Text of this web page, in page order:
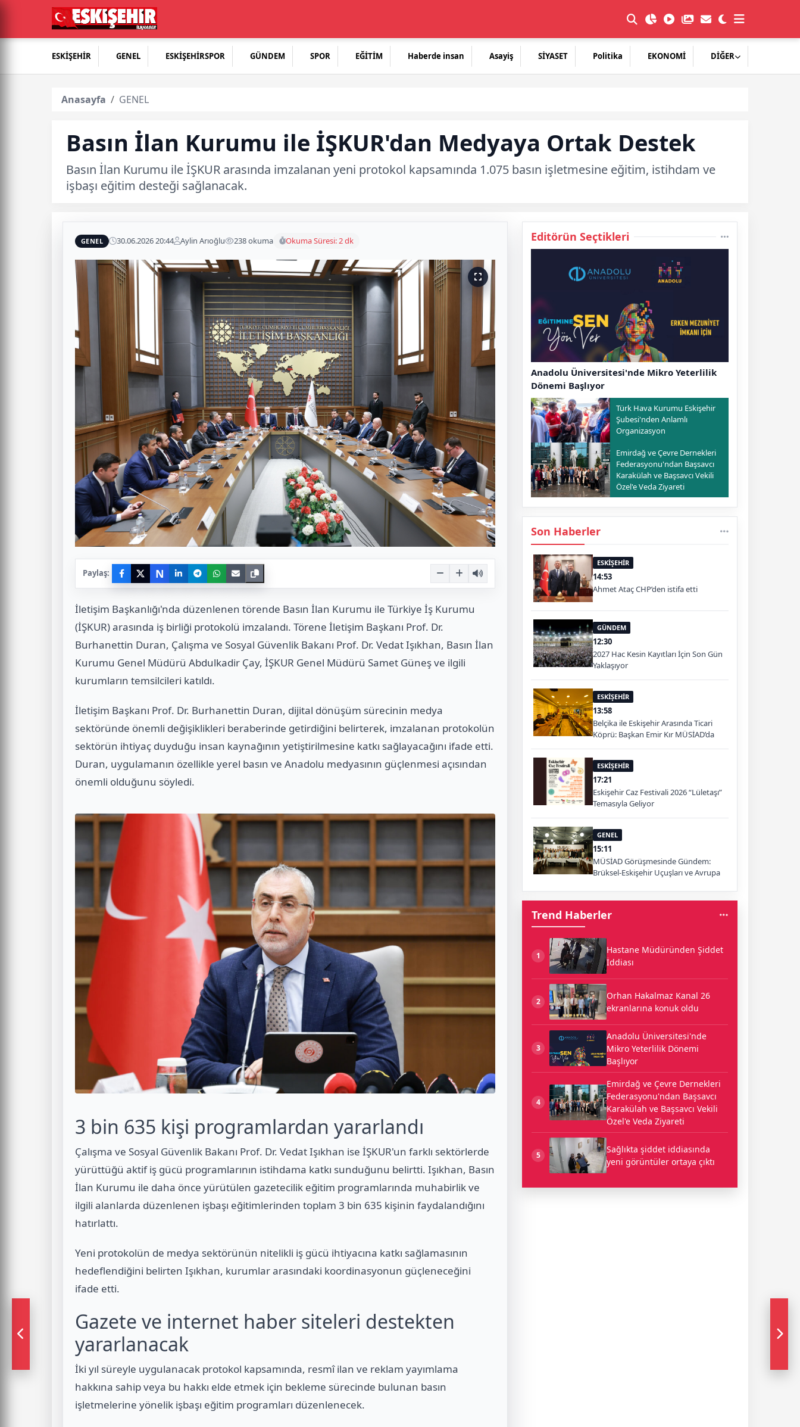
ESKİŞEHİR GENEL ESKİŞEHİRSPOR GÜNDEM SPOR EĞİTİM Haberde insan Asayiş SİYASET Politika EKONOMİ DİĞER
Anasayfa GENEL
Basın İlan Kurumu ile İŞKUR'dan Medyaya Ortak Destek
Basın İlan Kurumu ile İŞKUR arasında imzalanan yeni protokol kapsamında 1.075 basın işletmesine eğitim, istihdam ve
işbaşı eğitim desteği sağlanacak.
GENEL 30.06.2026 20:44 Aylin Arıoğlu 238 okuma Okuma Süresi: 2 dk
Paylaş: N
İletişim Başkanlığı'nda düzenlenen törende Basın İlan Kurumu ile Türkiye İş Kurumu
(İŞKUR) arasında iş birliği protokolü imzalandı. Törene İletişim Başkanı Prof. Dr.
Burhanettin Duran, Çalışma ve Sosyal Güvenlik Bakanı Prof. Dr. Vedat Işıkhan, Basın İlan
Kurumu Genel Müdürü Abdulkadir Çay, İŞKUR Genel Müdürü Samet Güneş ve ilgili
kurumların temsilcileri katıldı.
İletişim Başkanı Prof. Dr. Burhanettin Duran, dijital dönüşüm sürecinin medya
sektöründe önemli değişiklikleri beraberinde getirdiğini belirterek, imzalanan protokolün
sektörün ihtiyaç duyduğu insan kaynağının yetiştirilmesine katkı sağlayacağını ifade etti.
Duran, uygulamanın özellikle yerel basın ve Anadolu medyasının güçlenmesi açısından
önemli olduğunu söyledi.
3 bin 635 kişi programlardan yararlandı
Çalışma ve Sosyal Güvenlik Bakanı Prof. Dr. Vedat Işıkhan ise İŞKUR'un farklı sektörlerde
yürüttüğü aktif iş gücü programlarının istihdama katkı sunduğunu belirtti. Işıkhan, Basın
İlan Kurumu ile daha önce yürütülen gazetecilik eğitim programlarında muhabirlik ve
ilgili alanlarda düzenlenen işbaşı eğitimlerinden toplam 3 bin 635 kişinin faydalandığını
hatırlattı.
Yeni protokolün de medya sektörünün nitelikli iş gücü ihtiyacına katkı sağlamasının
hedeflendiğini belirten Işıkhan, kurumlar arasındaki koordinasyonun güçleneceğini
ifade etti.
Gazete ve internet haber siteleri destekten
yararlanacak
İki yıl süreyle uygulanacak protokol kapsamında, resmî ilan ve reklam yayımlama
hakkına sahip veya bu hakkı elde etmek için bekleme sürecinde bulunan basın
işletmelerine yönelik işbaşı eğitim programları düzenlenecek.
Editörün Seçtikleri
Anadolu Üniversitesi'nde Mikro Yeterlilik
Dönemi Başlıyor
Türk Hava Kurumu Eskişehir
Şubesi'nden Anlamlı
Organizasyon
Emirdağ ve Çevre Dernekleri
Federasyonu'ndan Başsavcı
Karakülah ve Başsavcı Vekili
Özel'e Veda Ziyareti
Son Haberler
ESKİŞEHİR
14:53
Ahmet Ataç CHP’den istifa etti
GÜNDEM
12:30
2027 Hac Kesin Kayıtları İçin Son Gün
Yaklaşıyor
ESKİŞEHİR
13:58
Belçika ile Eskişehir Arasında Ticari
Köprü: Başkan Emir Kır MÜSİAD’da
ESKİŞEHİR
17:21
Eskişehir Caz Festivali 2026 “Lületaşı”
Temasıyla Geliyor
GENEL
15:11
MÜSİAD Görüşmesinde Gündem:
Brüksel-Eskişehir Uçuşları ve Avrupa
Trend Haberler
1
Hastane Müdüründen Şiddet
İddiası
2
Orhan Hakalmaz Kanal 26
ekranlarına konuk oldu
3
Anadolu Üniversitesi'nde
Mikro Yeterlilik Dönemi
Başlıyor
4
Emirdağ ve Çevre Dernekleri
Federasyonu'ndan Başsavcı
Karakülah ve Başsavcı Vekili
Özel'e Veda Ziyareti
5
Sağlıkta şiddet iddiasında
yeni görüntüler ortaya çıktı